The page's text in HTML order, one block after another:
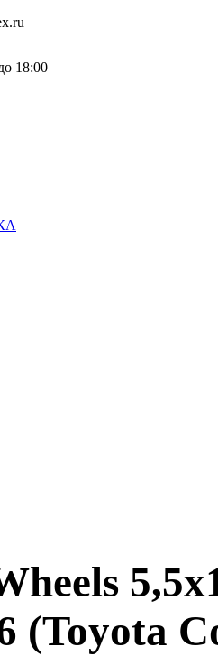
18:00
(Toyota